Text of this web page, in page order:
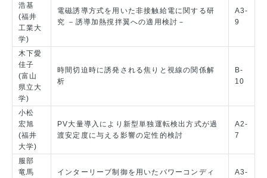
浩基
(福井
工業大
学)
電磁誘導方式を用いた非接触給電に関する研
究 －誘導加熱撹拌翼への適用検討－
A3-
9
木下愛
佳子
(富山
県立大
学)
時間切迫時に誘発される焦りと視線の関係解
析
B-
10
小松
宏旭
(福井
大学)
PV大量導入により新型単独運転検出方式が過
渡安定度に与える影響の定性的検討
A2-
7
服部
竜馬
インターリーブ制御を用いたパワーコンディ
A3-